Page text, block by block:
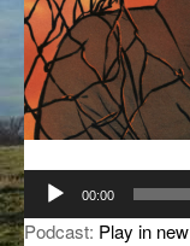
GROOVE N SUN
IL ÉTAIT UNE
L’ASTUCE DE
LA FABRIK
LA MINUTE
PLUS DE MIX
Lecteur
audio
00:00
Podcast: Play in